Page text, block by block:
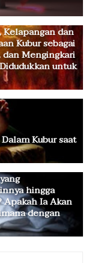
dan Zindiq
Kelapangan dan
Kubur sebagai
dan Mengingkari
untuk
Kubur saat
hingga
Ia Akan
dengan